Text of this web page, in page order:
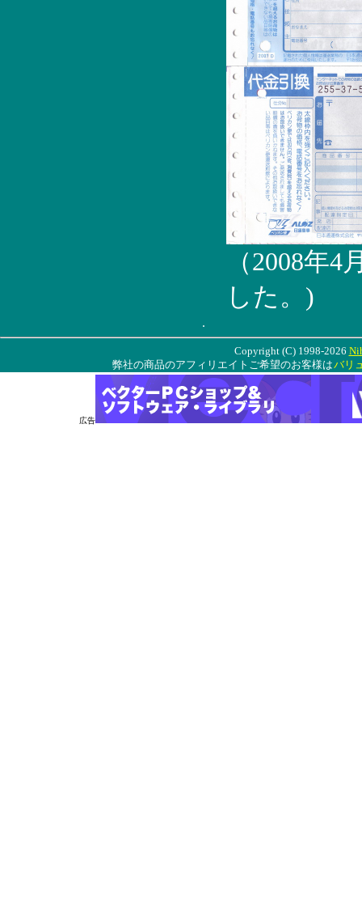
.
（2008年
した。)
Copyright (C) 1998-2026
弊社の商品のアフィリエイトご希望のお客様はバリ
広告